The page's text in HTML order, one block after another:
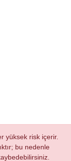
yüksek risk içerir.
bu nedenle